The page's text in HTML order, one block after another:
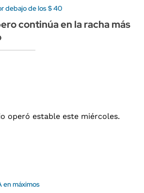
debajo de los $ 40
continúa en la racha más
en máximos